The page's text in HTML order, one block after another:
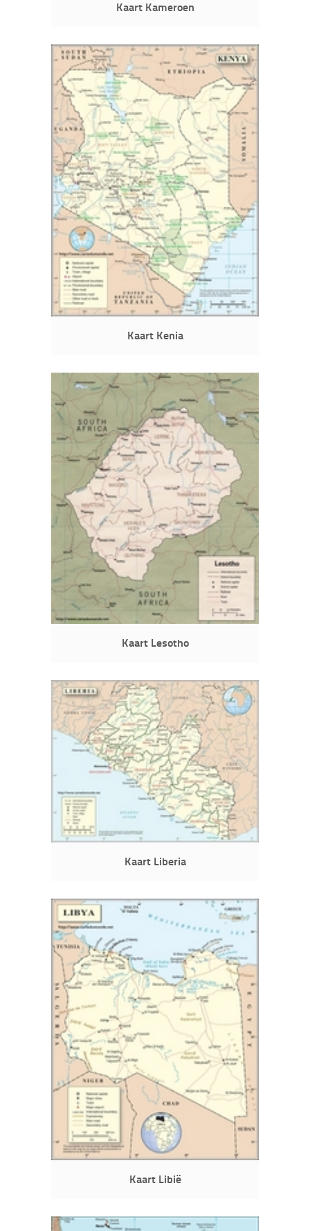
Kaart Kameroen
Kaart Kenia
Kaart Lesotho
Kaart Liberia
Kaart Libië